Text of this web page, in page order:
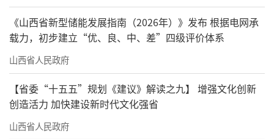
《山西省新型储能发展指南（2026年）》发布 根据电网承
载力，初步建立“优、良、中、差”四级评价体系
山西省人民政府
【省委“十五五”规划《建议》解读之九】 增强文化创新
创造活力 加快建设新时代文化强省
山西省人民政府